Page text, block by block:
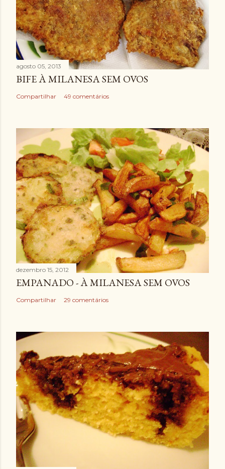
c
o
m
e
n
t
r
o
agosto 05, 2013
BIFE À MILANESA SEM OVOS
Compartilhar 49 comentários
dezembro 15, 2012
EMPANADO - À MILANESA SEM OVOS
Compartilhar 29 comentários